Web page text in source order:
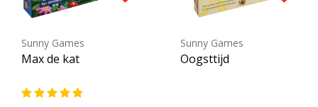
Sunny Games
Max de kat
Sunny Games
Oogsttijd